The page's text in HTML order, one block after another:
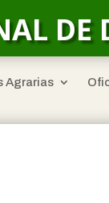
Agrarias